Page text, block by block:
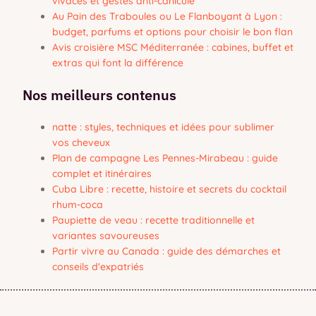
Au Pain des Traboules ou Le Flanboyant à Lyon :
budget, parfums et options pour choisir le bon flan
Avis croisière MSC Méditerranée : cabines, buffet et
extras qui font la différence
Nos meilleurs contenus
natte : styles, techniques et idées pour sublimer
vos cheveux
Plan de campagne Les Pennes-Mirabeau : guide
complet et itinéraires
Cuba Libre : recette, histoire et secrets du cocktail
rhum-coca
Paupiette de veau : recette traditionnelle et
variantes savoureuses
Partir vivre au Canada : guide des démarches et
conseils d'expatriés